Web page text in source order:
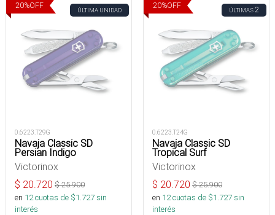
20%OFF
ÚLTIMA UNIDAD
0.6223.T29G
Navaja Classic SD
Persian Indigo
Victorinox
$ 20.720 $25.900
en 12cuotas de $1.727sin
interés
20%OFF
ÚLTIMAS2
0.6223.T24G
Navaja Classic SD
Tropical Surf
Victorinox
$ 20.720 $25.900
en 12cuotas de $1.727sin
interés